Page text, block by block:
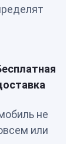
не
или